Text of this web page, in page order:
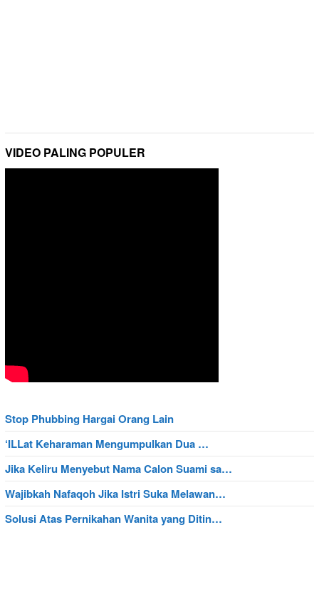
VIDEO PALING POPULER
Stop Phubbing Hargai Orang Lain
‘ILLat Keharaman Mengumpulkan Dua …
Jika Keliru Menyebut Nama Calon Suami sa…
Wajibkah Nafaqoh Jika Istri Suka Melawan…
Solusi Atas Pernikahan Wanita yang Ditin…